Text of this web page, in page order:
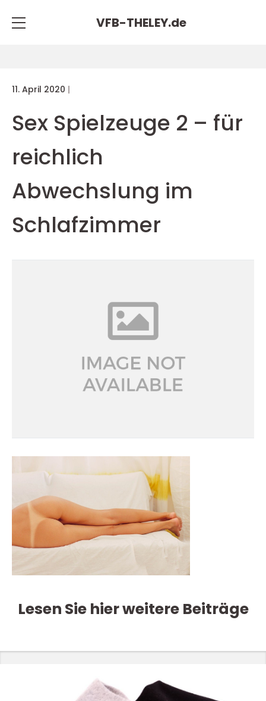
VFB-THELEY.de
11. April 2020
Sex Spielzeuge 2 – für
reichlich
Abwechslung im
Schlafzimmer
Lesen Sie hier weitere Beiträge